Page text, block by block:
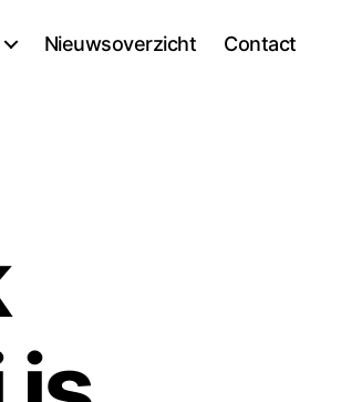
Nieuwsoverzicht Contact